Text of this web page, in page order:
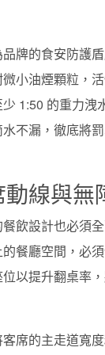
牌的食安防護
小油煙顆粒，
1:50 的重力
不漏，徹底將
線與
飲設計也必須
餐廳空間，必
以提升翻桌率
席的主走道寬